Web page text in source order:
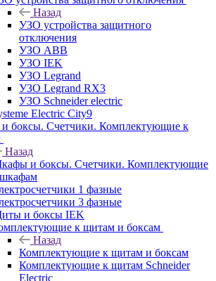
Назад
УЗО устройства защитного
отключения
УЗО ABB
УЗО IEK
УЗО Legrand
УЗО Legrand RX3
УЗО Schneider electric
Electric City9
боксы. Счетчики. Комплектующие к
Назад
и боксы. Счетчики. Комплектующие
1 фазные
3 фазные
и боксы IEK
к щитам и боксам
Назад
Комплектующие к щитам и боксам
Комплектующие к щитам Schneider
Electric